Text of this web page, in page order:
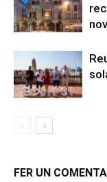
FER UN